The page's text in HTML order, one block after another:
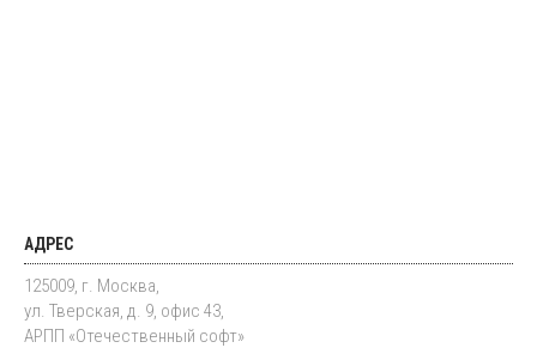
АДРЕС
125009, г. Москва,
ул. Тверская, д. 9, офис 43,
АРПП «Отечественный софт»